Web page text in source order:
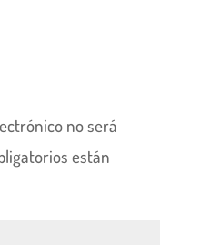
no será
están